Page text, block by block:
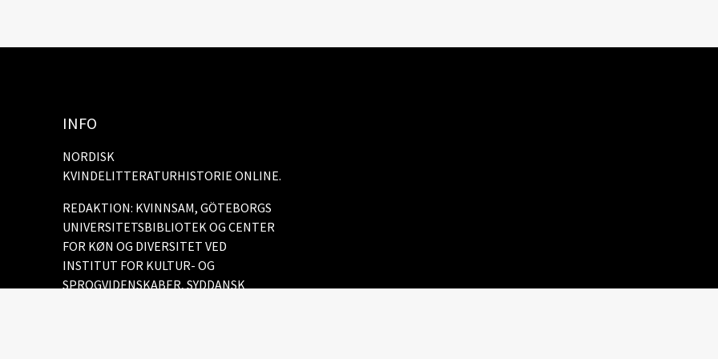
INFO
NORDISK
KVINDELITTERATURHISTORIE ONLINE.
REDAKTION: KVINNSAM, GÖTEBORGS
UNIVERSITETSBIBLIOTEK OG CENTER
FOR KØN OG DIVERSITET VED
INSTITUT FOR KULTUR- OG
SPROGVIDENSKABER, SYDDANSK